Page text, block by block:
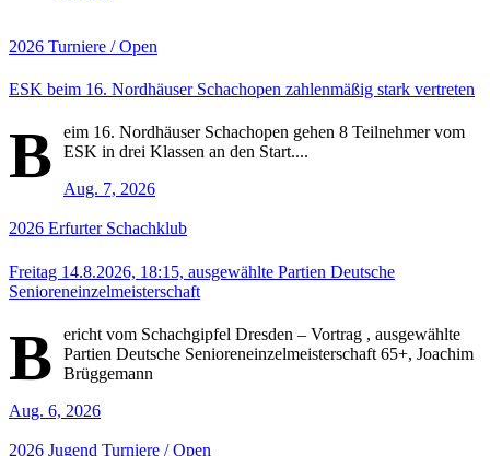
2026 Turniere / Open
ESK beim 16. Nordhäuser Schachopen zahlenmäßig stark vertreten
B
eim 16. Nordhäuser Schachopen gehen 8 Teilnehmer vom
ESK in drei Klassen an den Start....
Aug. 7, 2026
2026 Erfurter Schachklub
Freitag 14.8.2026, 18:15, ausgewählte Partien Deutsche
Senioreneinzelmeisterschaft
B
ericht vom Schachgipfel Dresden – Vortrag , ausgewählte
Partien Deutsche Senioreneinzelmeisterschaft 65+, Joachim
Brüggemann
Aug. 6, 2026
2026 Jugend Turniere / Open